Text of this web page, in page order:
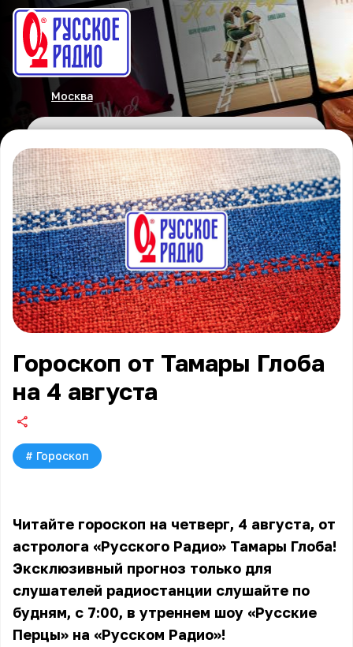
Москва
Гороскоп от Тамары Глоба
на 4 августа
# Гороскоп
Читайте гороскоп на четверг, 4 августа, от
астролога «Русского Радио» Тамары Глоба!
Эксклюзивный прогноз только для
слушателей радиостанции слушайте по
будням, с 7:00, в утреннем шоу «Русские
Перцы» на «Русском Радио»!